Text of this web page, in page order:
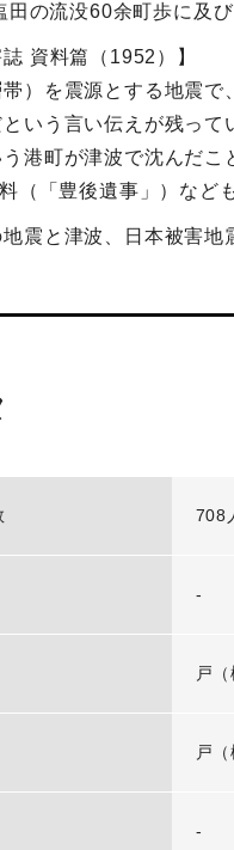
の流没60余町歩に及
資料篇（1952）】
）を震源とする地震
という言い伝えが残っ
港町が津波で沈んだ
（「豊後遺事」）など
震と津波、日本被害地
708
-
戸（
戸（
-